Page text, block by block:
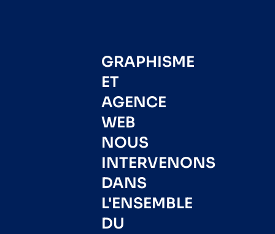
GRAPHISME
ET
AGENCE
WEB
NOUS
INTERVENONS
DANS
L'ENSEMBLE
DU